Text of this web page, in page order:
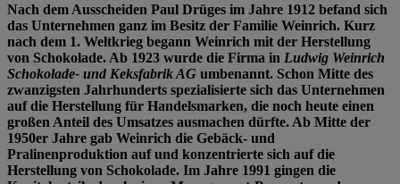
Nach dem Ausscheiden Paul Drüges im Jahre 1912 befand sich
das Unternehmen ganz im Besitz der Familie Weinrich. Kurz
nach dem 1. Weltkrieg begann Weinrich mit der Herstellung
von Schokolade. Ab 1923 wurde die Firma in Ludwig Weinrich
Schokolade- und Keksfabrik AG umbenannt. Schon Mitte des
zwanzigsten Jahrhunderts spezialisierte sich das Unternehmen
auf die Herstellung für Handelsmarken, die noch heute einen
großen Anteil des Umsatzes ausmachen dürfte. Ab Mitte der
1950er Jahre gab Weinrich die Gebäck- und
Pralinenproduktion auf und konzentrierte sich auf die
Herstellung von Schokolade. Im Jahre 1991 gingen die